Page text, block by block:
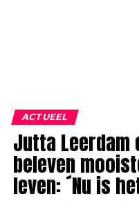
ACTUEEL
Jutta Leerdam
beleven
leven: ´Nu is